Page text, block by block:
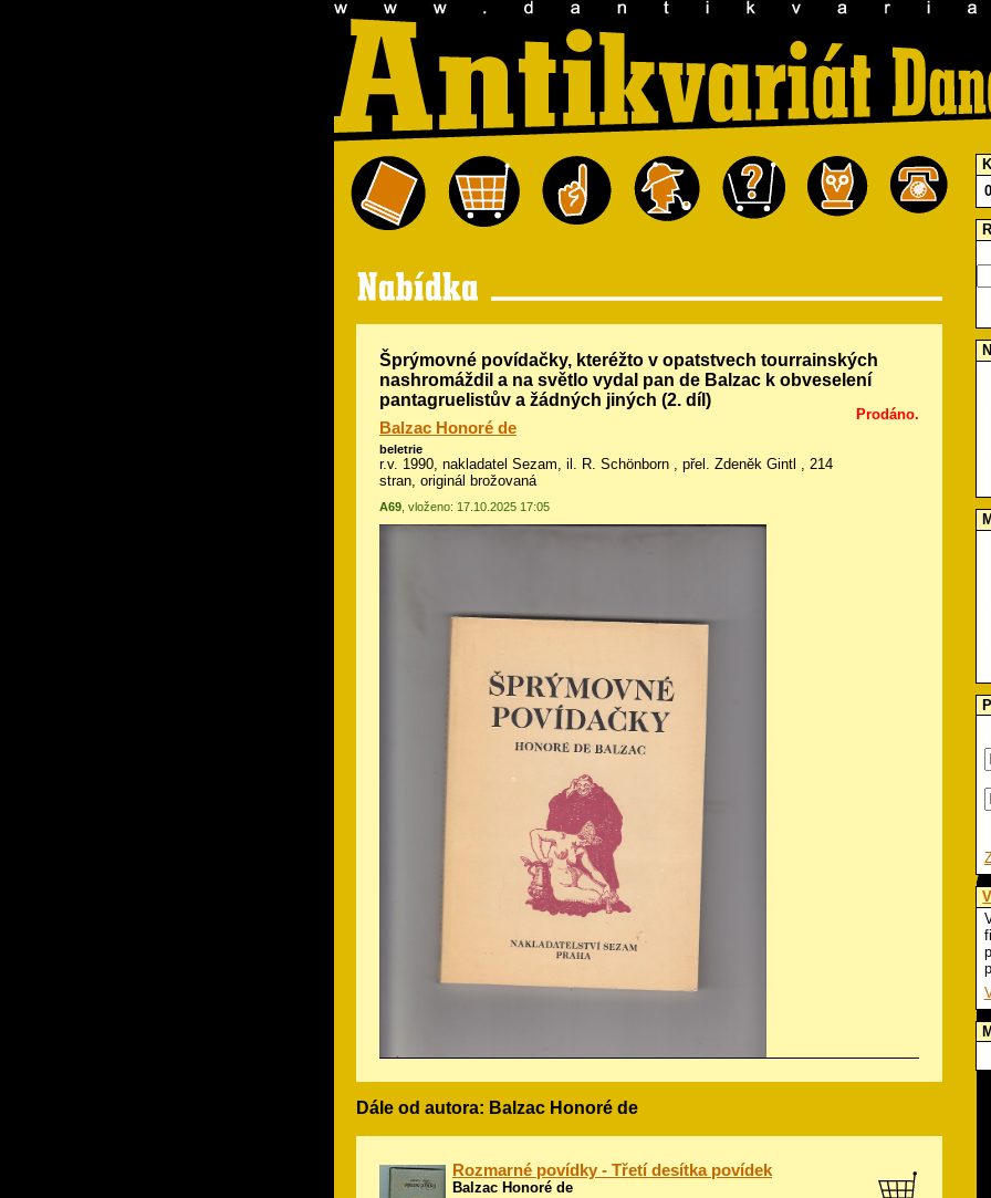
Prodáno.
Šprýmovné povídačky, kteréžto v opatstvech tourrainských
nashromáždil a na světlo vydal pan de Balzac k obveselení
pantagruelistův a žádných jiných (2. díl)
Balzac Honoré de
beletrie
r.v. 1990, nakladatel Sezam, il. R. Schönborn , přel. Zdeněk Gintl , 214
stran, originál brožovaná
A69 , vloženo: 17.10.2025 17:05
Dále od autora: Balzac Honoré de
Rozmarné povídky - Třetí desítka povídek
Balzac Honoré de
0